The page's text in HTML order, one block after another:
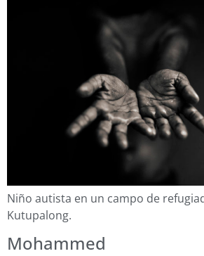
Niño autista en un campo de
Kutupalong.
Mohammed